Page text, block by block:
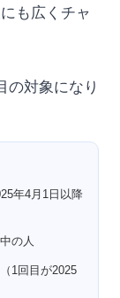
も広くチャ
の対象になり
年4月1日以降
の人
1回目が2025